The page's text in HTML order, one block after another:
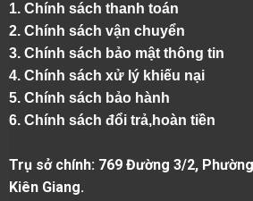
1. Chính sách thanh toán
2. Chính sách vận chuyển
3. Chính sách bảo mật thông tin
4. Chính sách xử lý khiếu nại
5. Chính sách bảo hành
6. Chính sách đổi trả,hoàn tiền
Trụ sở chính: 769 Đường 3/2,
Kiên Giang.